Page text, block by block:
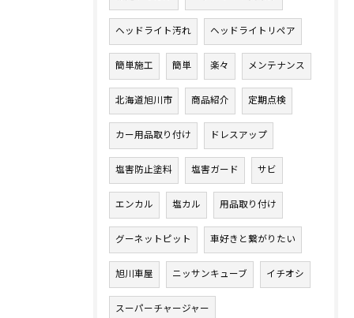
ヘッドライト汚れ ヘッドライトリペア
簡単施工 簡単 楽々 メンテナンス
北海道旭川市 商品紹介 定期点検
カー用品取り付け ドレスアップ
塩害防止塗料 塩害ガード サビ
エンカル 塩カル 用品取り付け
グーネットピット 車好きと繋がりたい
旭川車屋 ニッサンキューブ イチオシ
スーパーチャージャー